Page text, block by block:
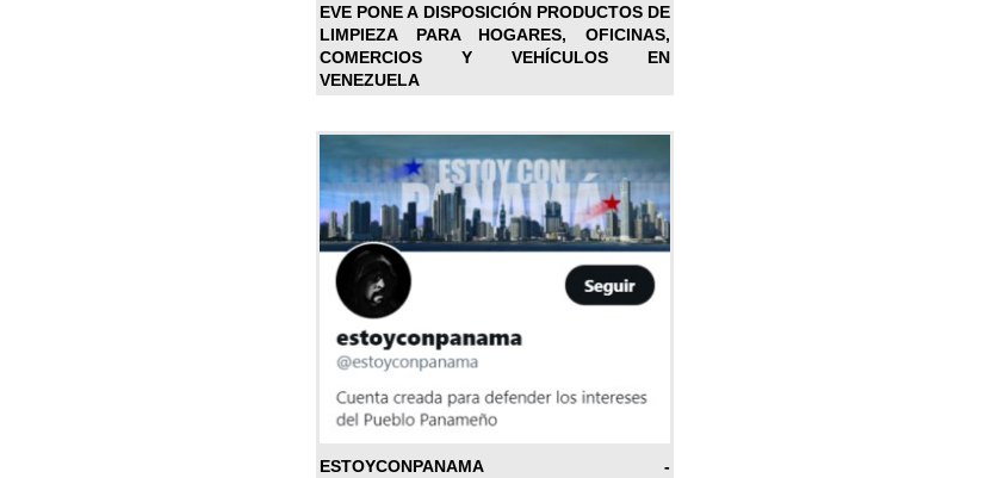
EVE PONE A DISPOSICIÓN PRODUCTOS DE
LIMPIEZA PARA HOGARES, OFICINAS,
COMERCIOS Y VEHÍCULOS EN
VENEZUELA
ESTOYCONPANAMA -